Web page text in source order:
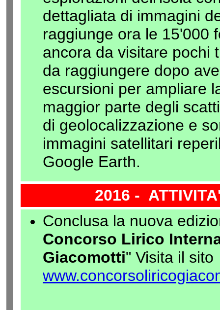
dettagliata di immagini
raggiunge ora le 15'000
ancora da visitare pochi
da raggiungere dopo
escursioni per ampliare
maggior parte degli
di geolocalizzazione e
immagini satellitari
Google Earth.
2016 -
Conclusa la nuova
Concorso Lirico
Giacomotti" Visita il sito